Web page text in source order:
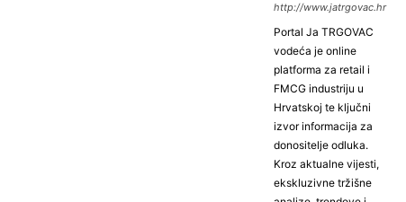
http://www.jatrgovac.hr
Portal Ja TRGOVAC
vodeća je online
platforma za retail i
FMCG industriju u
Hrvatskoj te ključni
izvor informacija za
donositelje odluka.
Kroz aktualne vijesti,
ekskluzivne tržišne